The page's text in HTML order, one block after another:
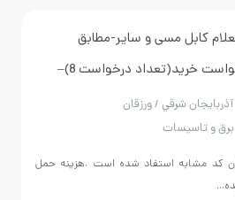
و سایر-مطابق
درخواست خرید(تعداد درخواست 8)–
نحو پرداخت اعتبار
بصورت اوراق مرابحه 18% و
/ ورزقان
استفاد شده است .هزینه حمل